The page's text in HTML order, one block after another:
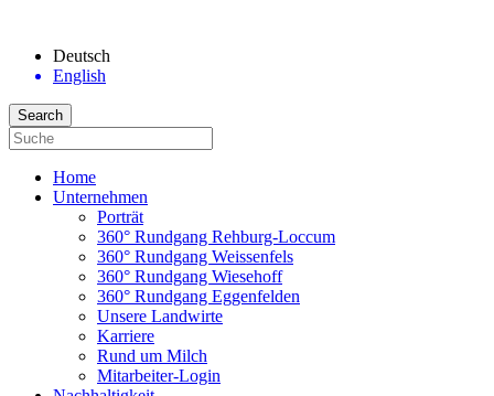
Deutsch
English
Home
Unternehmen
Porträt
360° Rundgang Rehburg-Loccum
360° Rundgang Weissenfels
360° Rundgang Wiesehoff
360° Rundgang Eggenfelden
Unsere Landwirte
Karriere
Rund um Milch
Mitarbeiter-Login